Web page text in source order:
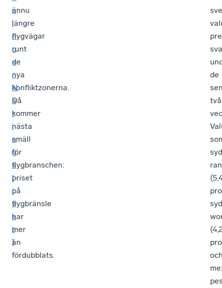
ännu
längre
flygvägar
runt
de
nya
konfliktzonerna.
Då
kommer
nästa
smäll
för
flygbranschen:
priset
på
flygbränsle
har
mer
än
fördubblats.
n
i
n
g
e
n
N
ä
r
i
n
g
s
l
i
v
e
t
)
de
två